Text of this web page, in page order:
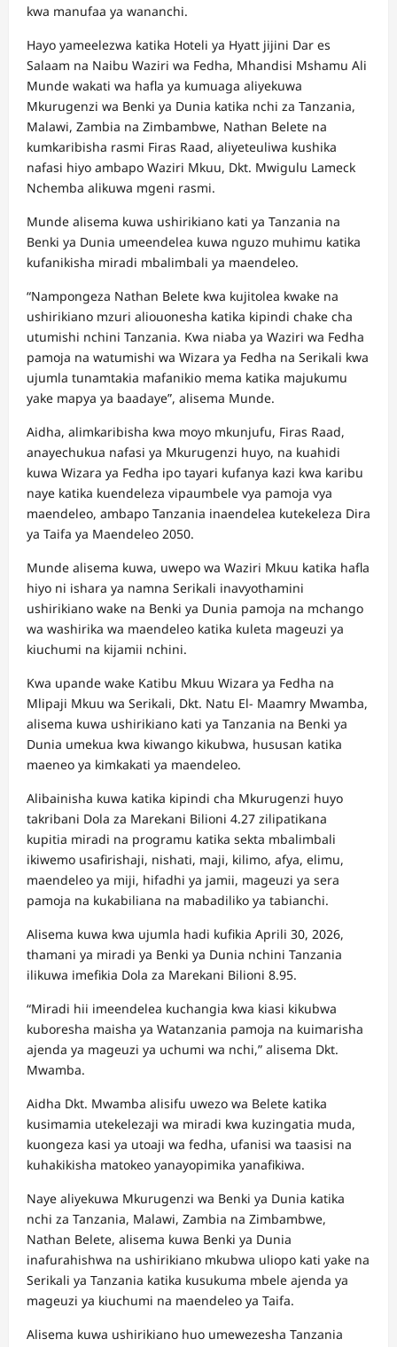
kwa manufaa ya wananchi.
Hayo yameelezwa katika Hoteli ya Hyatt jijini Dar es
Salaam na Naibu Waziri wa Fedha, Mhandisi Mshamu Ali
Munde wakati wa hafla ya kumuaga aliyekuwa
Mkurugenzi wa Benki ya Dunia katika nchi za Tanzania,
Malawi, Zambia na Zimbambwe, Nathan Belete na
kumkaribisha rasmi Firas Raad, aliyeteuliwa kushika
nafasi hiyo ambapo Waziri Mkuu, Dkt. Mwigulu Lameck
Nchemba alikuwa mgeni rasmi.
Munde alisema kuwa ushirikiano kati ya Tanzania na
Benki ya Dunia umeendelea kuwa nguzo muhimu katika
kufanikisha miradi mbalimbali ya maendeleo.
“Nampongeza Nathan Belete kwa kujitolea kwake na
ushirikiano mzuri aliouonesha katika kipindi chake cha
utumishi nchini Tanzania. Kwa niaba ya Waziri wa Fedha
pamoja na watumishi wa Wizara ya Fedha na Serikali kwa
ujumla tunamtakia mafanikio mema katika majukumu
yake mapya ya baadaye”, alisema Munde.
Aidha, alimkaribisha kwa moyo mkunjufu, Firas Raad,
anayechukua nafasi ya Mkurugenzi huyo, na kuahidi
kuwa Wizara ya Fedha ipo tayari kufanya kazi kwa karibu
naye katika kuendeleza vipaumbele vya pamoja vya
maendeleo, ambapo Tanzania inaendelea kutekeleza Dira
ya Taifa ya Maendeleo 2050.
Munde alisema kuwa, uwepo wa Waziri Mkuu katika hafla
hiyo ni ishara ya namna Serikali inavyothamini
ushirikiano wake na Benki ya Dunia pamoja na mchango
wa washirika wa maendeleo katika kuleta mageuzi ya
kiuchumi na kijamii nchini.
Kwa upande wake Katibu Mkuu Wizara ya Fedha na
Mlipaji Mkuu wa Serikali, Dkt. Natu El- Maamry Mwamba,
alisema kuwa ushirikiano kati ya Tanzania na Benki ya
Dunia umekua kwa kiwango kikubwa, hususan katika
maeneo ya kimkakati ya maendeleo.
Alibainisha kuwa katika kipindi cha Mkurugenzi huyo
takribani Dola za Marekani Bilioni 4.27 zilipatikana
kupitia miradi na programu katika sekta mbalimbali
ikiwemo usafirishaji, nishati, maji, kilimo, afya, elimu,
maendeleo ya miji, hifadhi ya jamii, mageuzi ya sera
pamoja na kukabiliana na mabadiliko ya tabianchi.
Alisema kuwa kwa ujumla hadi kufikia Aprili 30, 2026,
thamani ya miradi ya Benki ya Dunia nchini Tanzania
ilikuwa imefikia Dola za Marekani Bilioni 8.95.
“Miradi hii imeendelea kuchangia kwa kiasi kikubwa
kuboresha maisha ya Watanzania pamoja na kuimarisha
ajenda ya mageuzi ya uchumi wa nchi,” alisema Dkt.
Mwamba.
Aidha Dkt. Mwamba alisifu uwezo wa Belete katika
kusimamia utekelezaji wa miradi kwa kuzingatia muda,
kuongeza kasi ya utoaji wa fedha, ufanisi wa taasisi na
kuhakikisha matokeo yanayopimika yanafikiwa.
Naye aliyekuwa Mkurugenzi wa Benki ya Dunia katika
nchi za Tanzania, Malawi, Zambia na Zimbambwe,
Nathan Belete, alisema kuwa Benki ya Dunia
inafurahishwa na ushirikiano mkubwa uliopo kati yake na
Serikali ya Tanzania katika kusukuma mbele ajenda ya
mageuzi ya kiuchumi na maendeleo ya Taifa.
Alisema kuwa ushirikiano huo umewezesha Tanzania